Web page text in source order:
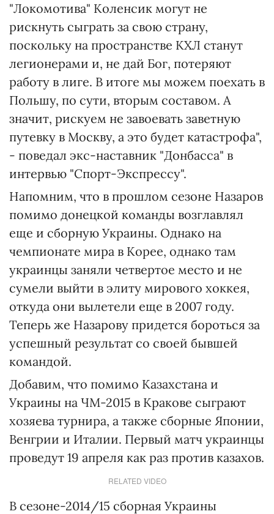
"Локомотива" Коленсик могут не
рискнуть сыграть за свою страну,
поскольку на пространстве КХЛ станут
легионерами и, не дай Бог, потеряют
работу в лиге. В итоге мы можем поехать в
Польшу, по сути, вторым составом. А
значит, рискуем не завоевать заветную
путевку в Москву, а это будет катастрофа",
- поведал экс-наставник "Донбасса" в
интервью "Спорт-Экспрессу".
Напомним, что в прошлом сезоне Назаров
помимо донецкой команды возглавлял
еще и сборную Украины. Однако на
чемпионате мира в Корее, однако там
украинцы заняли четвертое место и не
сумели выйти в элиту мирового хоккея,
откуда они вылетели еще в 2007 году.
Теперь же Назарову придется бороться за
успешный результат со своей бывшей
командой.
Добавим, что помимо Казахстана и
Украины на ЧМ-2015 в Кракове сыграют
хозяева турнира, а также сборные Японии,
Венгрии и Италии. Первый матч украинцы
проведут 19 апреля как раз против казахов.
RELATED VIDEO
В сезоне-2014/15 сборная Украины